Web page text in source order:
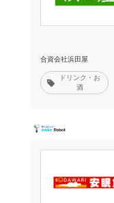
合資会社浜田屋
ドリンク・お
酒